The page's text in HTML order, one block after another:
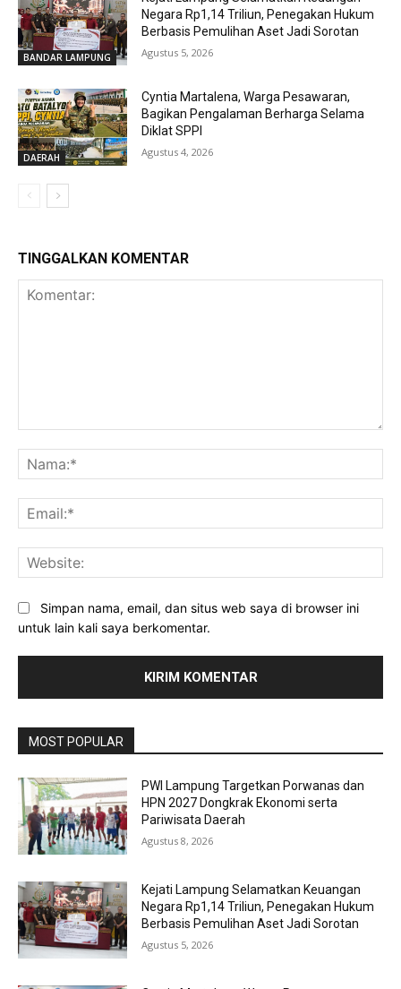
BANDAR LAMPUNG
Negara Rp1,14 Triliun, Penegakan Hukum
Berbasis Pemulihan Aset Jadi Sorotan
Agustus 5, 2026
DAERAH
Cyntia Martalena, Warga Pesawaran,
Bagikan Pengalaman Berharga Selama
Diklat SPPI
Agustus 4, 2026
TINGGALKAN KOMENTAR
Simpan nama, email, dan situs web saya di browser ini
untuk lain kali saya berkomentar.
MOST POPULAR
PWI Lampung Targetkan Porwanas dan
HPN 2027 Dongkrak Ekonomi serta
Pariwisata Daerah
Agustus 8, 2026
Kejati Lampung Selamatkan Keuangan
Negara Rp1,14 Triliun, Penegakan Hukum
Berbasis Pemulihan Aset Jadi Sorotan
Agustus 5, 2026